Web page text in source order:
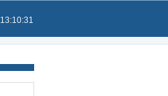
13:10:31